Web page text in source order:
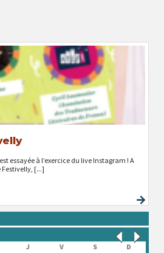
essayée à l’exercice du live Instagram ! A
Festivelly, [...]
J V S D